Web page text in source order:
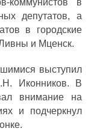
коммунистов в
депутатов, а
в городские
и Мценск.
выступил
Иконников. В
внимание на
и подчеркнул